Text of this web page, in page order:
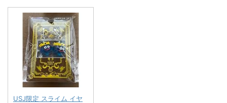
USJ限定 スライム イヤ